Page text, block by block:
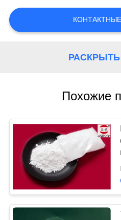
ЗАПРОСИТЕ
ЦИТАТУ
POLICY
Похожие